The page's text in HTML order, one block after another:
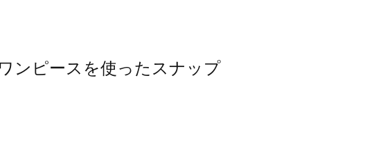
ンピースを使ったスナップ